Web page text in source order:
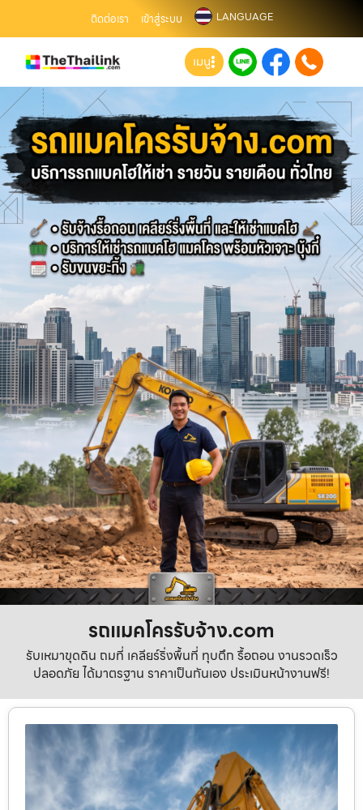
ติดต่อเรา เข้าสู่ระบบ LANGUAGE
เมนู
รถแมคโครรับจ้าง.com
รับเหมาขุดดิน ถมที่ เคลียร์ริ่งพื้นที่ ทุบตึก รื้อถอน งานรวดเร็ว
ปลอดภัย ได้มาตรฐาน ราคาเป็นกันเอง ประเมินหน้างานฟรี!